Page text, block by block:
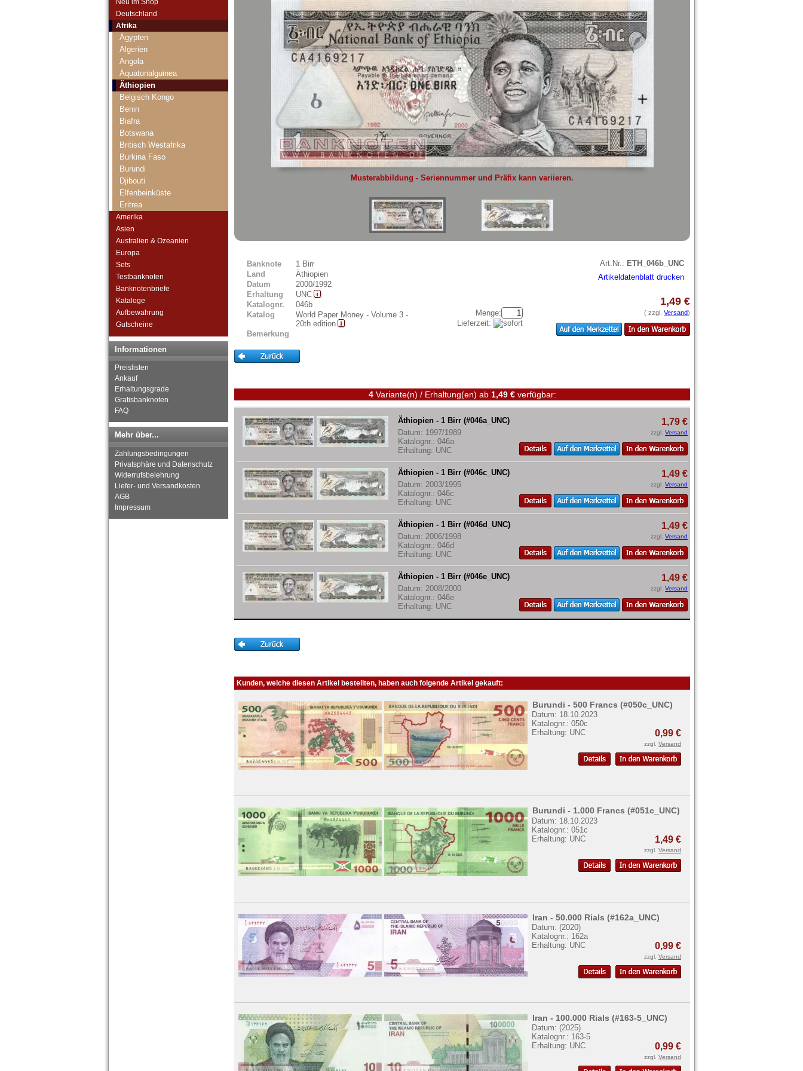
Siehier
Deutschland
Afrika
Ägypten
Algerien
Angola
Äquatorialguinea
Äthiopien
Belgisch Kongo
Benin
Biafra
Botswana
Britisch Westafrika
Burkina Faso
Burundi
Djibouti
Elfenbeinküste
Eritrea
Französisch Äquatorial-Afrika
Französisch Somaliland
Französisch Westafrika
Gabun
Gambia
Ghana
Guinea
Guinea-Bissau
Kamerun
Kap Verden
Katanga
Kenia
Komoren
Kongo, Demokratische
Republik
Kongo, Republik
Lesotho
Liberia
Libyen
Madagaskar
Malawi
Mali
Marokko
Mauretanien
Mauritius
Mozambique
Amerika
Asien
Australien & Ozeanien
Europa
Sets
Testbanknoten
Banknotenbriefe
Kataloge
Aufbewahrung
Gutscheine
Informationen
Preislisten
Ankauf
Erhaltungsgrade
Gratisbanknoten
FAQ
Mehr über...
Zahlungsbedingungen
Privatsphäre und Datenschutz
Widerrufsbelehrung
Liefer- und Versandkosten
AGB
Impressum
Musterabbildung - Seriennummer und Präfix kann variieren.
Banknote
1 Birr
Land
Äthiopien
Datum
2000/1992
Erhaltung
UNC
Katalognr.
046b
Katalog
World Paper Money - Volume 3 -
20th edition
Bemerkung
Art.Nr.: ETH_046b_UNC
Artikeldatenblatt drucken
Menge:
Lieferzeit:
1,49 €
( zzgl. Versand)
4Variante(n) / Erhaltung(en) ab 1,49 €verfügbar:
Äthiopien - 1 Birr (#046a_UNC)
Datum: 1997/1989
Katalognr.: 046a
Erhaltung: UNC
1,79 €
zzgl. Versand
Äthiopien - 1 Birr (#046c_UNC)
Datum: 2003/1995
Katalognr.: 046c
Erhaltung: UNC
1,49 €
zzgl. Versand
Äthiopien - 1 Birr (#046d_UNC)
Datum: 2006/1998
Katalognr.: 046d
Erhaltung: UNC
1,49 €
zzgl. Versand
Äthiopien - 1 Birr (#046e_UNC)
Datum: 2008/2000
Katalognr.: 046e
Erhaltung: UNC
1,49 €
zzgl. Versand
Kunden, welche diesen Artikel bestellten, haben auch folgende Artikel gekauft:
Burundi - 500 Francs (#050c_UNC)
Datum: 18.10.2023
Katalognr.: 050c
Erhaltung: UNC
0,99 €
zzgl. Versand
Burundi - 1.000 Francs (#051c_UNC)
Datum: 18.10.2023
Katalognr.: 051c
Erhaltung: UNC
1,49 €
zzgl. Versand
Iran - 50.000 Rials (#162a_UNC)
Datum: (2020)
Katalognr.: 162a
Erhaltung: UNC
0,99 €
zzgl. Versand
Iran - 100.000 Rials (#163-5_UNC)
Datum: (2025)
Katalognr.: 163-5
Erhaltung: UNC
0,99 €
zzgl. Versand